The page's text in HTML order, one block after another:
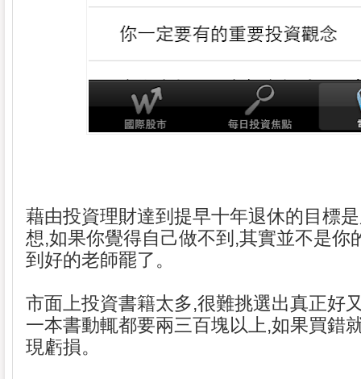
藉由投資理財達到提早十年退休的目標
想,如果你覺得自己做不到,其實並不是你
到好的老師罷了。
市面上投資書籍太多,很難挑選出真正好
一本書動輒都要兩三百塊以上,如果買錯
現虧損。